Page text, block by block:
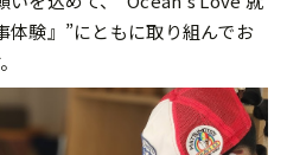
体験』”にともに取り組んでお